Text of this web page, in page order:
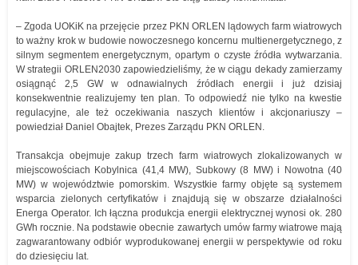
– Zgoda UOKiK na przejęcie przez PKN ORLEN lądowych farm wiatrowych
to ważny krok w budowie nowoczesnego koncernu multienergetycznego, z
silnym segmentem energetycznym, opartym o czyste źródła wytwarzania.
W strategii ORLEN2030 zapowiedzieliśmy, że w ciągu dekady zamierzamy
osiągnąć 2,5 GW w odnawialnych źródłach energii i już dzisiaj
konsekwentnie realizujemy ten plan. To odpowiedź nie tylko na kwestie
regulacyjne, ale też oczekiwania naszych klientów i akcjonariuszy –
powiedział Daniel Obajtek, Prezes Zarządu PKN ORLEN.
Transakcja obejmuje zakup trzech farm wiatrowych zlokalizowanych w
miejscowościach Kobylnica (41,4 MW), Subkowy (8 MW) i Nowotna (40
MW) w województwie pomorskim. Wszystkie farmy objęte są systemem
wsparcia zielonych certyfikatów i znajdują się w obszarze działalności
Energa Operator. Ich łączna produkcja energii elektrycznej wynosi ok. 280
GWh rocznie. Na podstawie obecnie zawartych umów farmy wiatrowe mają
zagwarantowany odbiór wyprodukowanej energii w perspektywie od roku
do dziesięciu lat.